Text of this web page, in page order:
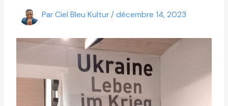
ParCiel Bleu Kultur/décembre 14, 2023